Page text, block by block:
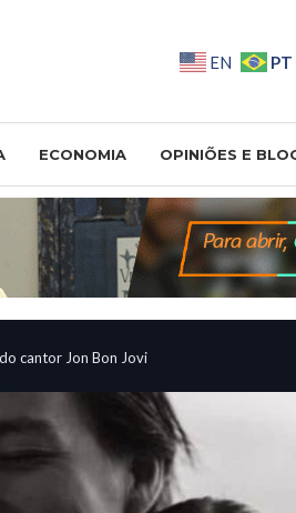
EN PT
ECONOMIA OPINIÕES E
cantor Jon Bon Jovi